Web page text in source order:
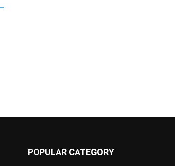
POPULAR CATEGORY